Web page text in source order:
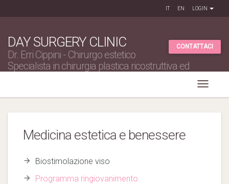
IT EN LOGIN
DAY SURGERY CLINIC
Dr. Erri Cippini - Chirurgo estetico
Specialista in chirurgia plastica ricostruttiva ed
CONTATTACI
Medicina estetica e benessere
Biostimolazione viso
Programma ringiovanimento